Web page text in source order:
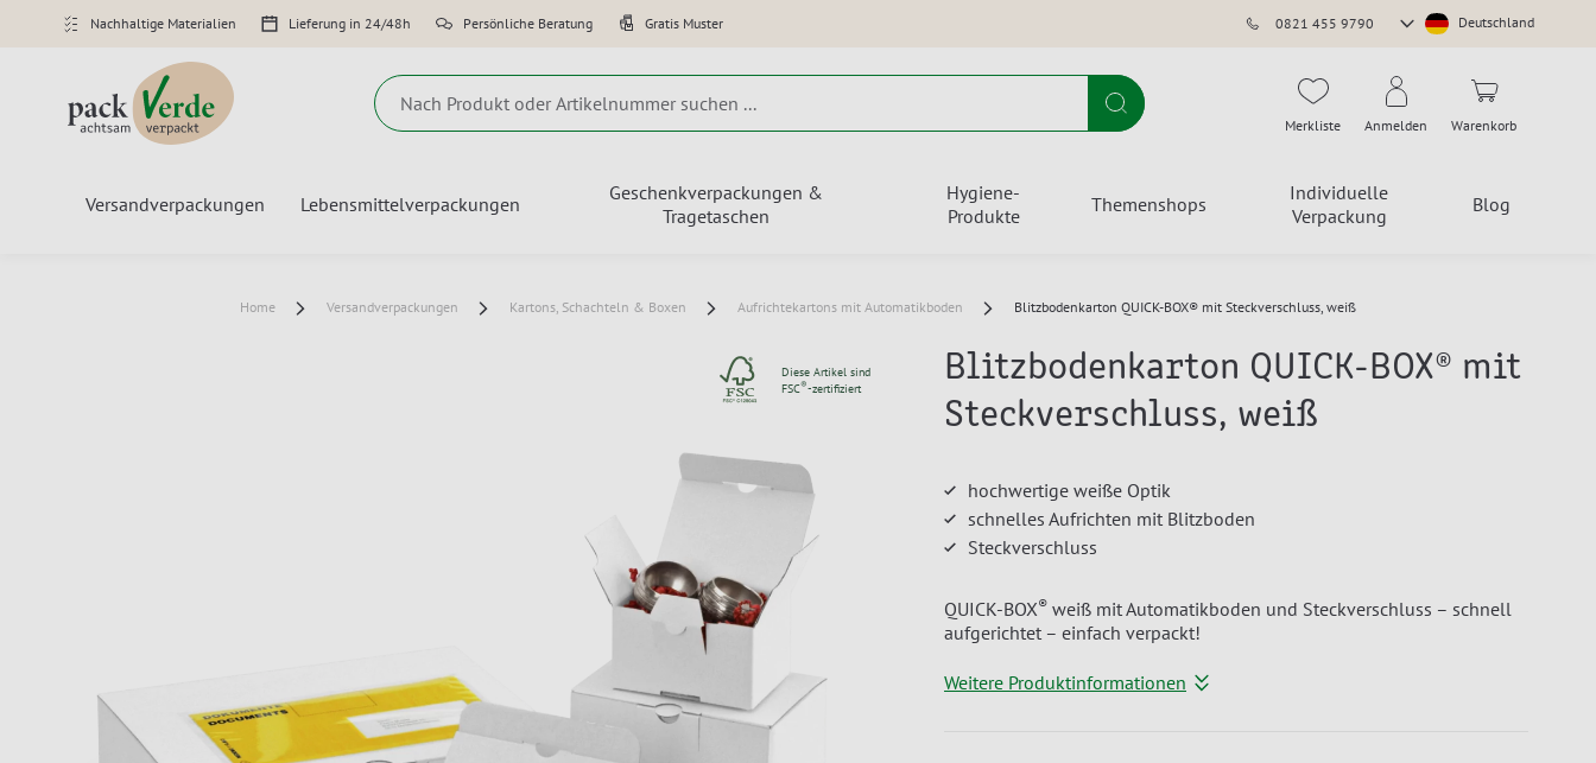
Nachhaltige Materialien Lieferung in 24/48h Persönliche Beratung Gratis Muster 0821 455 9790
Store
Deutschland
Suche Merkliste Anmelden Warenkorb
Versandverpackungen Lebensmittelverpackungen
Geschenkverpackungen &
Tragetaschen
Hygiene-
Produkte
Themenshops
Individuelle
Verpackung
Blog
Home Versandverpackungen Kartons, Schachteln & Boxen Aufrichtekartons mit Automatikboden Blitzbodenkarton QUICK-BOX® mit Steckverschluss, weiß
Diese Artikel sind
FSC®-zertifiziert
Blitzbodenkarton QUICK-BOX® mit
Steckverschluss, weiß
hochwertige weiße Optik
schnelles Aufrichten mit Blitzboden
Steckverschluss
QUICK-BOX® weiß mit Automatikboden und Steckverschluss – schnell
aufgerichtet – einfach verpackt!
Weitere Produktinformationen